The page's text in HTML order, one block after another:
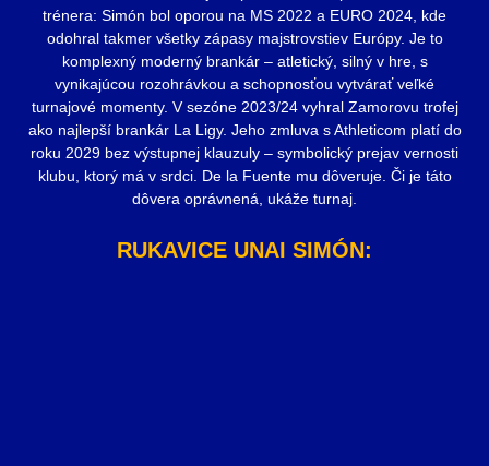
trénera: Simón bol oporou na MS 2022 a EURO 2024, kde
odohral takmer všetky zápasy majstrovstiev Európy. Je to
komplexný moderný brankár – atletický, silný v hre, s
vynikajúcou rozohrávkou a schopnosťou vytvárať veľké
turnajové momenty. V sezóne 2023/24 vyhral Zamorovu trofej
ako najlepší brankár La Ligy. Jeho zmluva s Athleticom platí do
roku 2029 bez výstupnej klauzuly – symbolický prejav vernosti
klubu, ktorý má v srdci. De la Fuente mu dôveruje. Či je táto
dôvera oprávnená, ukáže turnaj.
RUKAVICE UNAI SIMÓN: